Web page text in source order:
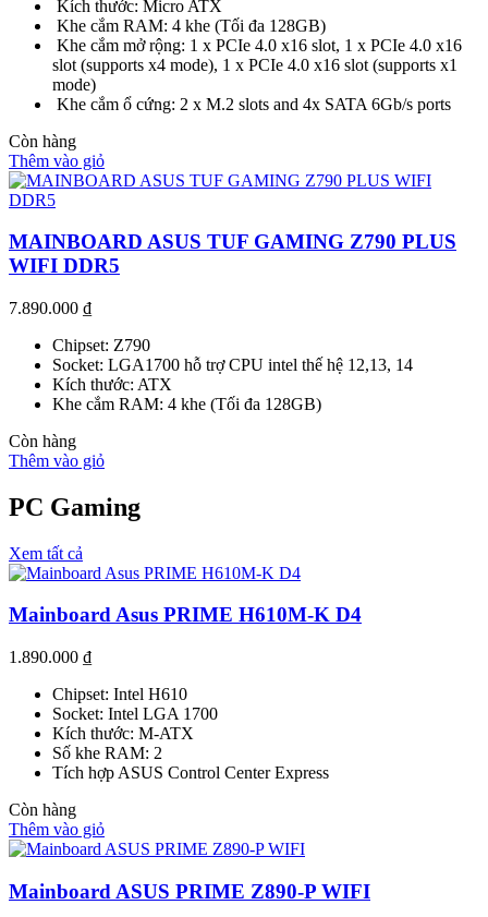
Kích thước: Micro ATX
Khe cắm RAM: 4 khe (Tối đa 128GB)
Khe cắm mở rộng: 1 x PCIe 4.0 x16 slot, 1 x PCIe 4.0 x16
slot (supports x4 mode), 1 x PCIe 4.0 x16 slot (supports x1
mode)
Khe cắm ổ cứng: 2 x M.2 slots and 4x SATA 6Gb/s ports
Còn hàng
Thêm vào giỏ
MAINBOARD ASUS TUF GAMING Z790 PLUS
WIFI DDR5
7.890.000 ₫
Chipset: Z790
Socket: LGA1700 hỗ trợ CPU intel thế hệ 12,13, 14
Kích thước: ATX
Khe cắm RAM: 4 khe (Tối đa 128GB)
Còn hàng
Thêm vào giỏ
PC Gaming
Xem tất cả
Mainboard Asus PRIME H610M-K D4
1.890.000 ₫
Chipset: Intel H610
Socket: Intel LGA 1700
Kích thước: M-ATX
Số khe RAM: 2
Tích hợp ASUS Control Center Express
Còn hàng
Thêm vào giỏ
Mainboard ASUS PRIME Z890-P WIFI